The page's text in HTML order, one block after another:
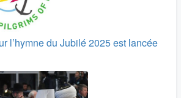
l’hymne du Jubilé 2025 est lancée